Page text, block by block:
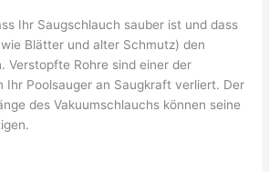
Ihr Saugschlauch sauber ist und dass
Blätter und alter Schmutz) den
Verstopfte Rohre sind einer der
Ihr Poolsauger an Saugkraft verliert. Der
des Vakuumschlauchs können seine